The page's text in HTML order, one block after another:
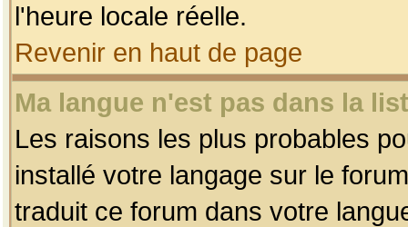
l'heure locale réelle.
Revenir en haut de page
Ma langue n'est pas dans la
Les raisons les plus probables
installé votre langage sur le
traduit ce forum dans votre